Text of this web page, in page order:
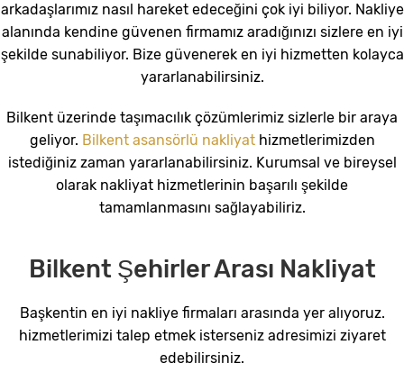
arkadaşlarımız nasıl hareket edeceğini çok iyi biliyor. Nakliye
alanında kendine güvenen firmamız aradığınızı sizlere en iyi
şekilde sunabiliyor. Bize güvenerek en iyi hizmetten kolayca
yararlanabilirsiniz.
Bilkent üzerinde taşımacılık çözümlerimiz sizlerle bir araya
geliyor. Bilkent asansörlü nakliyat hizmetlerimizden
istediğiniz zaman yararlanabilirsiniz. Kurumsal ve bireysel
olarak nakliyat hizmetlerinin başarılı şekilde
tamamlanmasını sağlayabiliriz.
Bilkent Şehirler Arası Nakliyat
Başkentin en iyi nakliye firmaları arasında yer alıyoruz.
hizmetlerimizi talep etmek isterseniz adresimizi ziyaret
edebilirsiniz.